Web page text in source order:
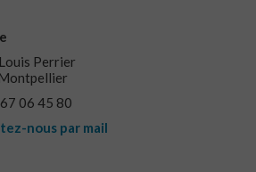
Perrier
06 45 80
nous par mail